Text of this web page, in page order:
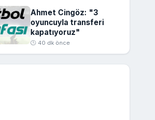
Ahmet Cingöz: "3
oyuncuyla transferi
kapatıyoruz"
🕒 40 dk önce